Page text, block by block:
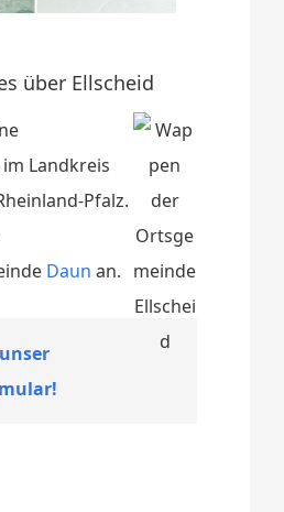
über Ellscheid
Landkreis
Pfalz.
Daun an.